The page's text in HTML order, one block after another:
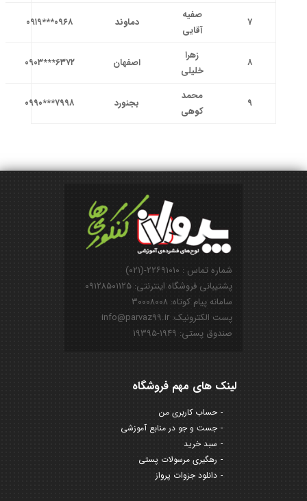
۷
صفیه
آقایی
دماوند ۰۹۶۸***۰۹۱۹
۸
زهرا
خلیلی
اصفهان ۶۳۷۲***۰۹۰۳
۹
محمد
کوهی
بجنورد ۷۹۹۸***۰۹۹۰
شماره تماس : ۲۲۶۹۱۰۱۰-(۰۲۱)
پشتیبانی فروشگاه اینترنتی: ۰۹۱۲۸۵۰۱۱۲۵
سامانه پیام کوتاه: ۳۰۰۰۸۰۰۸
پست الکترونیک: info@parvaz99.ir
صندوق پستی: ۱۹۴۹-۱۹۳۹۵
لینک های مهم فروشگاه
حساب کاربری من
جست و جو در منابع آموزشی
سبد خرید
رهگیری مرسولات پستی
دانلود جزوات پرواز